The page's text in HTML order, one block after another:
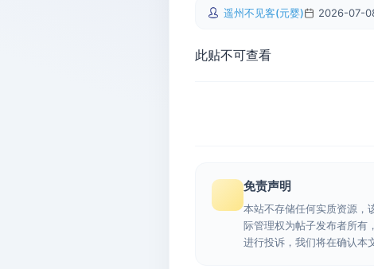
遥州不见客(元婴) 2026-07-
此贴不可查看
免责声明
本站不存储任何实质资源，
际管理权为帖子发布者所有
进行投诉，我们将在确认本